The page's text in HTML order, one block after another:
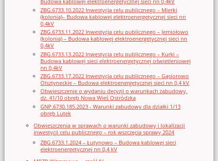
ZBG.6733.10.2022 Inwestycja celu publicznego – Mierki
(kolonia)– Budowa kablowej elektroenergetycznej sieci nn
0,4kV
ZBG.6733.11.2022 Inwestycja celu publicznego – Jemiołowo
(kolonia) – Budowa kablowej elektroenergetycznej sieci nn
0,4kV
ZBG.6733.13.2022 Inwestycja celu publicznego – Kurki –
Budowa kablowej sieci elektroenergetycznej oświetleniowej
nn 0,4kV
ZBG.6733.17.2022 Inwestycja celu publicznego – Gąsiorowo
Olsztyneckie – Budowa elektroenergetycznej sieci nn 0,4 kV
Obwieszczenie o wydaniu decyzji o warunkach zabudowy,
dz. 41/10 obręb Nowa Wieś Ostródzka
GNP.6730.185.2023 - Warunki zabudowy dla działki 1/13
obręb Lutek
Obwieszczenia w sprawach o warunki zabudowy i lokalizacji
inwestycji celu publicznego – rok wszczęcia sprawy 2024
ZBG.6733.1.2024 – Łutynowo – Budowa kablowej sieci
elektroenergetycznej nn 0,4 kV